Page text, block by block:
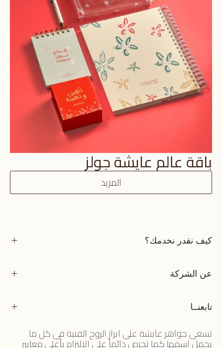
باقة عالم عايشة جولز
المزيد
كيف نقدر نخدمك؟
عن الشركة
تابعنــا
تسعى جواهر عايشة على ابراز الروح الفنية في كل ما
يحمل اسمها كما تحرص دائماً على الالتزام بأعلى معايير